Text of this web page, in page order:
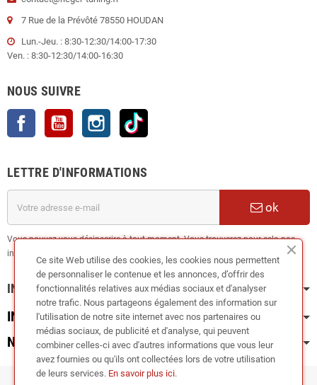
7 Rue de la Prévôté 78550 HOUDAN
Lun.-Jeu. : 8:30-12:30/14:00-17:30
Ven. : 8:30-12:30/14:00-16:30
NOUS SUIVRE
Facebook YouTube Instagram
LETTRE D'INFORMATIONS
ok
Vous pouvez vous désinscrire à tout moment. Vous trouverez pour cela nos
informations de contact dans les conditions d'utilisation du site.
INFORMATION
INFOS PRATIQUES
NOS CATÉGORIES
Ce site Web utilise des cookies, les cookies nous permettent
de personnaliser le contenue et les annonces, d’offrir des
fonctionnalités relatives aux médias sociaux et d'analyser
notre trafic. Nous partageons également des information sur
l'utilisation de notre site internet avec nos partenaires ou
médias sociaux, de publicité et d'analyse, qui peuvent
combiner celles-ci avec d'autres informations que vous leur
avez fournies ou qu'ils ont collectées lors de votre utilisation
de leurs services. En savoir plus ici.